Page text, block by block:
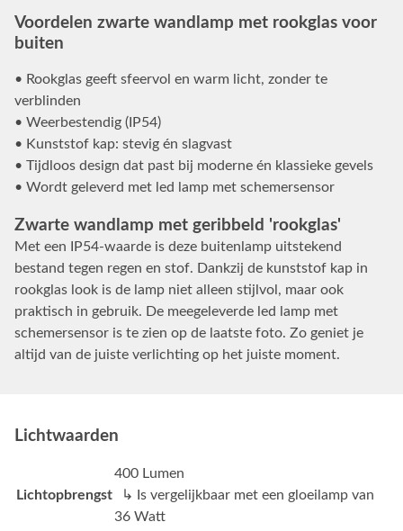
Voordelen zwarte wandlamp met rookglas voor
buiten
• Rookglas geeft sfeervol en warm licht, zonder te
verblinden
• Weerbestendig (IP54)
• Kunststof kap: stevig én slagvast
• Tijdloos design dat past bij moderne én klassieke gevels
• Wordt geleverd met led lamp met schemersensor
Zwarte wandlamp met geribbeld 'rookglas'
Met een IP54-waarde is deze buitenlamp uitstekend
bestand tegen regen en stof. Dankzij de kunststof kap in
rookglas look is de lamp niet alleen stijlvol, maar ook
praktisch in gebruik. De meegeleverde led lamp met
schemersensor is te zien op de laatste foto. Zo geniet je
altijd van de juiste verlichting op het juiste moment.
Lichtwaarden
Lichtopbrengst
400 Lumen
↳ Is vergelijkbaar met een gloeilamp van
36 Watt